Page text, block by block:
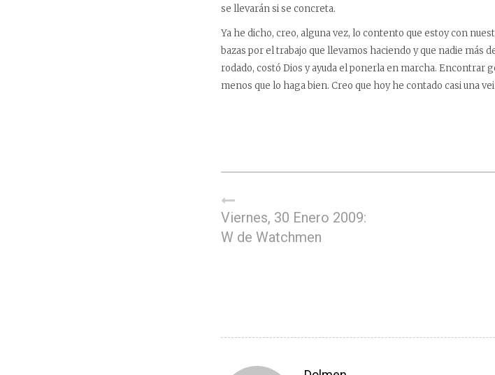
se llevarán si se concreta.
Ya he dicho, creo, alguna vez, lo contento que estoy con
bazas por el trabajo que llevamos haciendo y que nadie más
rodado, costó Dios y ayuda el ponerla en marcha. Encontrar
menos que lo haga bien. Creo que hoy he contado casi una
Viernes, 30 Enero 2009:
W de Watchmen